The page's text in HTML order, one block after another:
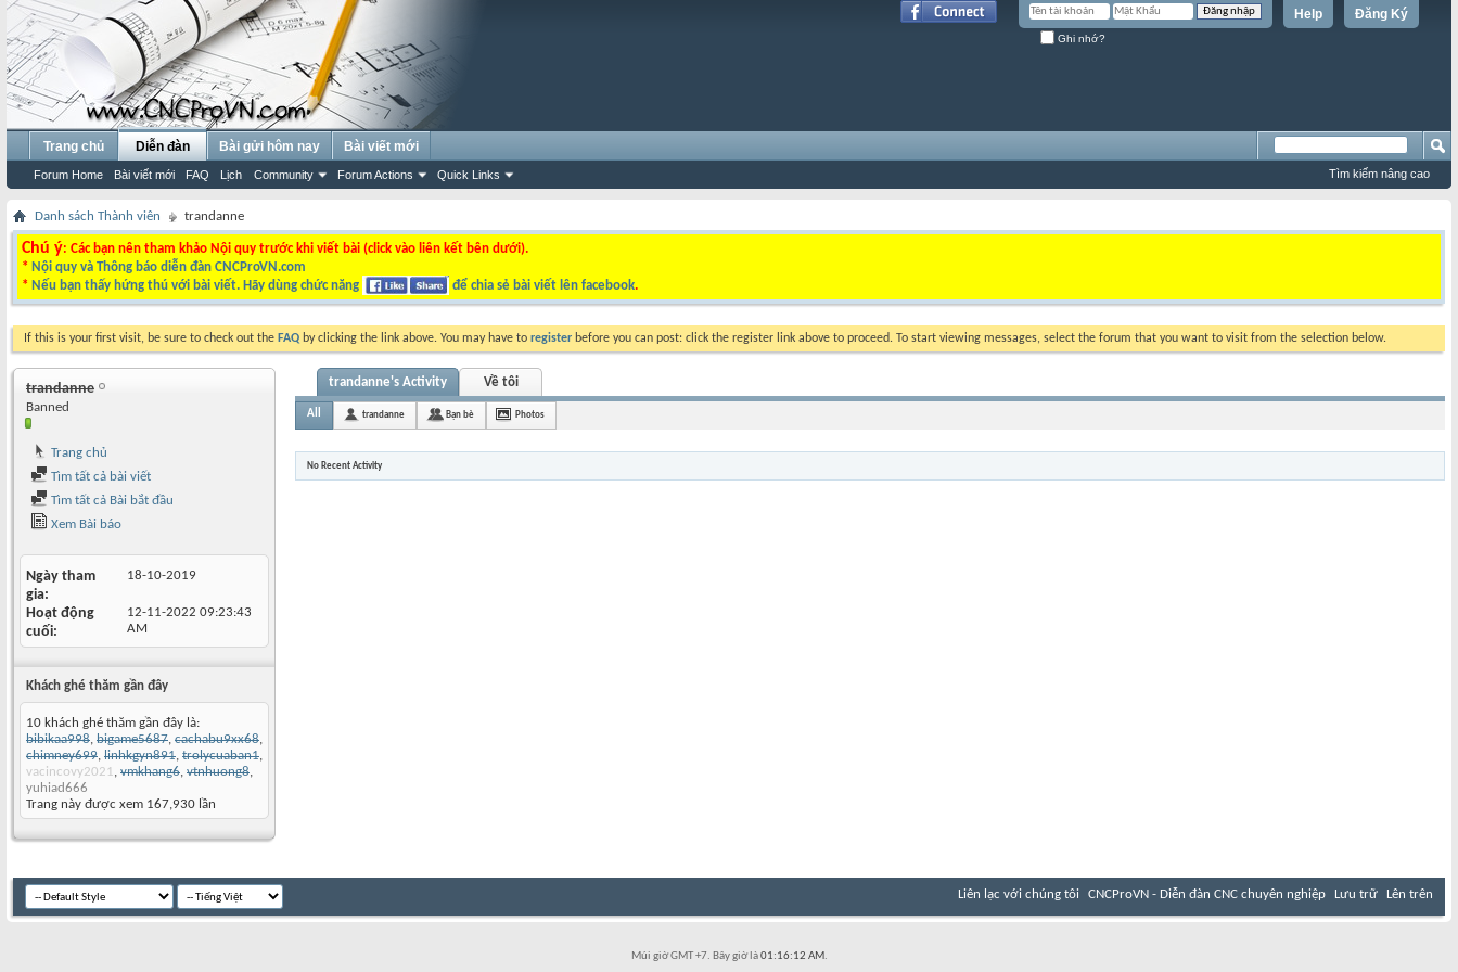
Đăng Ký
Help
Ghi nhớ?
Trang chủ Diễn đàn
Forum Home Bài viết mới FAQ Lịch Community Forum Actions Quick Links
Bài gửi hôm nay Bài viết mới
Tìm kiếm nâng cao
Danh sách Thành viên trandanne
Chú ý: Các bạn nên tham khảo Nội quy trước khi viết bài (click vào liên kết bên dưới).
* Nội quy và Thông báo diễn đàn CNCProVN.com
* Nếu bạn thấy hứng thú với bài viết. Hãy dùng chức năng để chia sẻ bài viết lên facebook.
If this is your first visit, be sure to check out the FAQ by clicking the link above. You may have to register before you can post: click the register link above to proceed. To start viewing messages, select the forum that you want to visit from the selection below.
trandanne
Banned
Trang chủ
Tìm tất cả bài viết
Tìm tất cả Bài bắt đầu
Xem Bài báo
Ngày tham
gia
18-10-2019
Hoạt động
cuối
12-11-2022 09:23:43
AM
Khách ghé thăm gần đây
10 khách ghé thăm gần đây là:
bibikaa998, bigame5687, cachabu9xx68,
chimney699, linhkgyn891, trolycuaban1,
vacincovy2021, vmkhang6, vtnhuong8,
yuhiad666
Trang này được xem 167,930 lần
trandanne's Activity Về tôi
All trandanne Bạn bè Photos
No Recent Activity
Liên lạc với chúng tôi CNCProVN - Diễn đàn CNC chuyên nghiệp Lưu trữ Lên trên
Múi giờ GMT +7. Bây giờ là01:16:12 AM.